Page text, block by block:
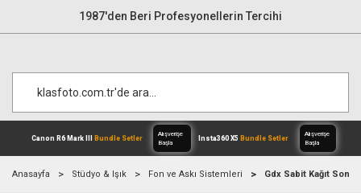
1987'den Beri Profesyonellerin Tercihi
Anasayfa Stüdyo & Işık Fon ve Askı Sistemleri Gdx Sabit Kağıt